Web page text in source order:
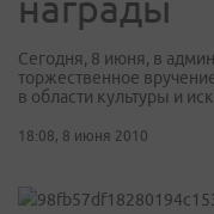
Сегодня, 8 июня, в
торжественное
в области культуры и иск
18:08, 8 июня 2010